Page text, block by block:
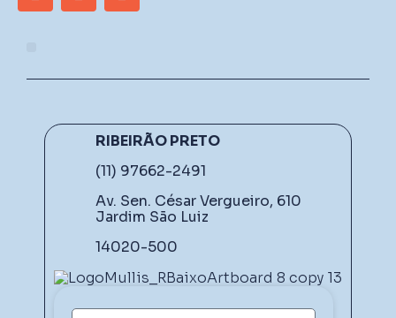
RIBEIRÃO PRETO
(11) 97662-2491
Av. Sen. César Vergueiro, 610
Jardim São Luiz
14020-500